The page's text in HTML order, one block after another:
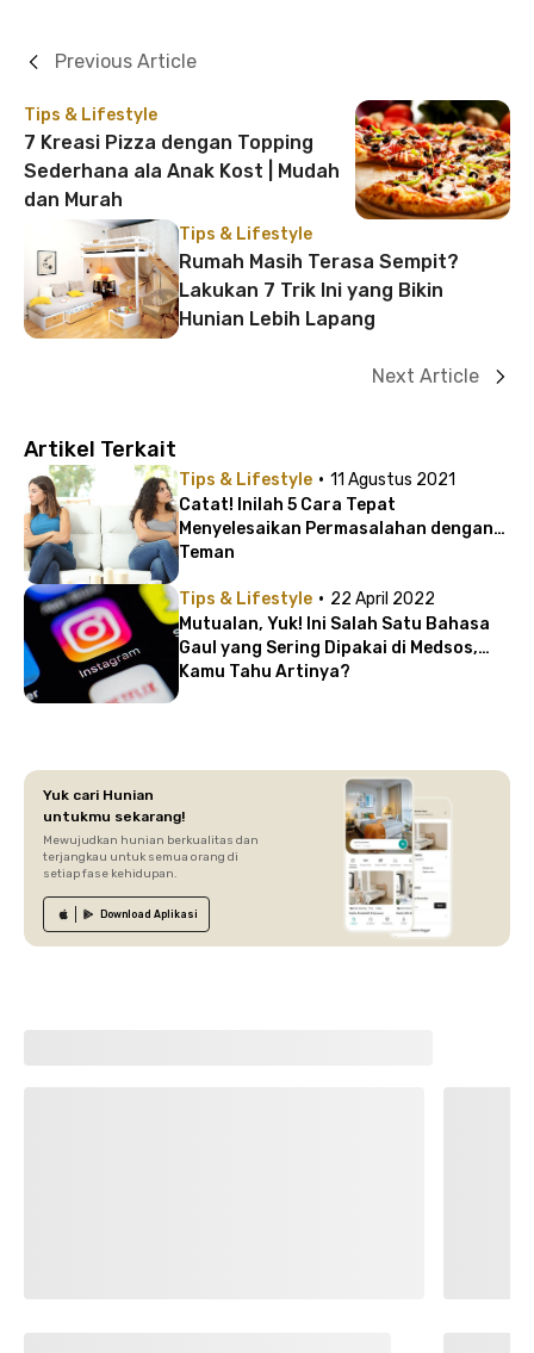
Tips & Lifestyle
7 Kreasi Pizza dengan Topping
Sederhana ala Anak Kost | Mudah
dan Murah
Previous Article
Tips & Lifestyle
Rumah Masih Terasa Sempit?
Lakukan 7 Trik Ini yang Bikin
Hunian Lebih Lapang
Next Article
Artikel Terkait
Tips & Lifestyle · 11 Agustus 2021
Catat! Inilah 5 Cara Tepat
Menyelesaikan Permasalahan dengan
Teman
Tips & Lifestyle · 22 April 2022
Mutualan, Yuk! Ini Salah Satu Bahasa
Gaul yang Sering Dipakai di Medsos,
Kamu Tahu Artinya?
Yuk cari Hunian
untukmu sekarang!
Mewujudkan hunian berkualitas dan
terjangkau untuk semua orang di
setiap fase kehidupan.
Download Aplikasi